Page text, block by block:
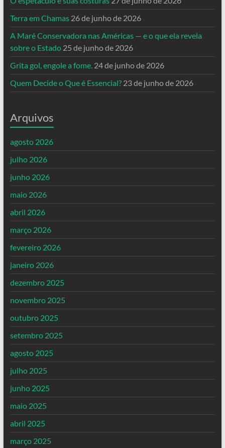
Terra em Chamas 26 de junho de 2026
A Maré Conservadora nas Américas — e o que ela revela
sobre o Estado 25 de junho de 2026
Grita gol, engole a fome. 24 de junho de 2026
Quem Decide o Que é Essencial? 23 de junho de 2026
Arquivos
agosto 2026
julho 2026
junho 2026
maio 2026
abril 2026
março 2026
fevereiro 2026
janeiro 2026
dezembro 2025
novembro 2025
outubro 2025
setembro 2025
agosto 2025
julho 2025
junho 2025
maio 2025
abril 2025
março 2025